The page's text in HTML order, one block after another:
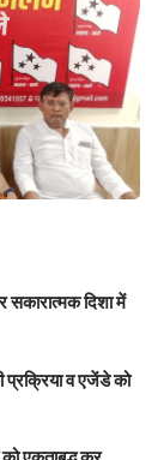
सकारात्मक दिशा में
प्रक्रिया व एजेंडे को